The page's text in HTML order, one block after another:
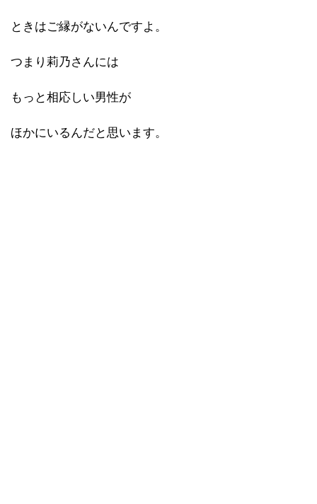
ときはご縁がないんですよ。
つまり莉乃さんには
もっと相応しい男性が
ほかにいるんだと思います。